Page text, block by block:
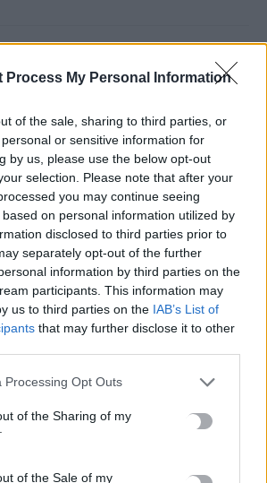
Process My Personal Information
of the sale, sharing to third parties, or
or sensitive information for
by us, please use the below opt-out
selection. Please note that after your
you may continue seeing
on personal information utilized by
disclosed to third parties prior to
separately opt-out of the further
information by third parties on the
participants. This information may
us to third parties on the IAB’s List of
that may further disclose it to other
Processing Opt Outs
of the Sharing of my
of the Sale of my
από 28 Αυγούστου για τις
1,5 εκατ. ευρώ για διαπλάτυνση του
Δρόμου
εξέταση για τα αίτια θανάτου του
μέσα σε καταψύκτη
τον Προστάτη και Πολιούχο του